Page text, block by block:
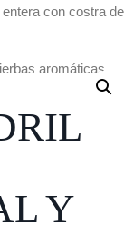
con costra de
Y